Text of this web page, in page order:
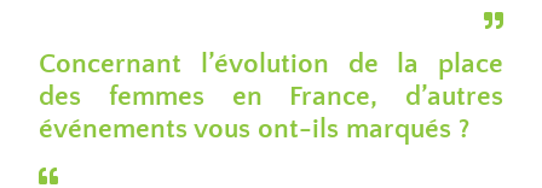
Concernant l’évolution de la place
des femmes en France, d’autres
événements vous ont-ils marqués ?